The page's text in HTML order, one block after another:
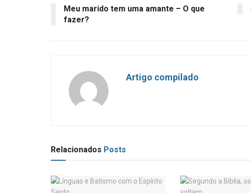
Meu marido tem uma amante – O que
fazer?
Artigo compilado
Relacionados Posts